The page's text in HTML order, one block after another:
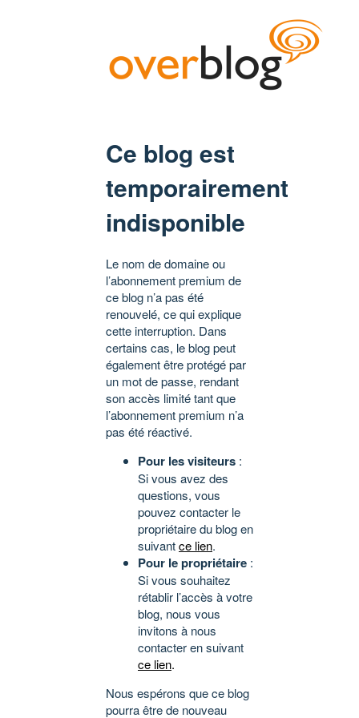
Ce blog est
temporairement
indisponible
Le nom de domaine ou
l’abonnement premium de
ce blog n’a pas été
renouvelé, ce qui explique
cette interruption. Dans
certains cas, le blog peut
également être protégé par
un mot de passe, rendant
son accès limité tant que
l’abonnement premium n’a
pas été réactivé.
Pour les visiteurs :
Si vous avez des
questions, vous
pouvez contacter le
propriétaire du blog en
suivantce lien.
Pour le propriétaire :
Si vous souhaitez
rétablir l’accès à votre
blog, nous vous
invitons à nous
contacter en suivant
ce lien.
Nous espérons que ce blog
pourra être de nouveau